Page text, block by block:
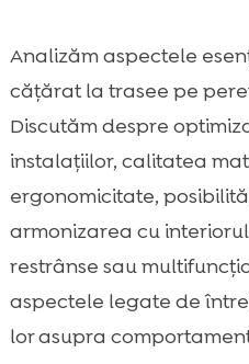
sistemul într-un

Întreținere și
igienic și rezistent
 Prevenirea
zgâriat, marcaj,
Sistem de
Buget și raport
fapt
 Alimentație și
Analizăm aspectele
cățărat la trasee pe
Discutăm despre
instalațiilor, calitatea
ergonomicitate,
armonizarea cu
restrânse sau
aspectele legate de
lor asupra